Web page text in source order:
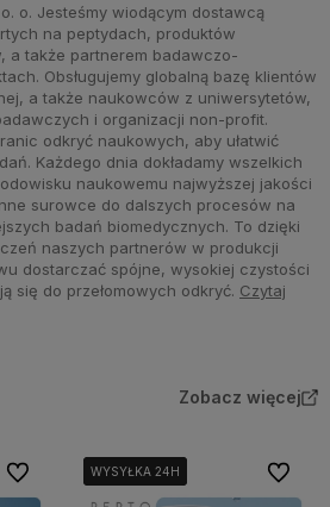
o. o. Jesteśmy wiodącym dostawcą
na peptydach, produktów
a także partnerem badawczo-
Obsługujemy globalną bazę klientów
a także naukowców z uniwersytetów,
i organizacji non-profit.
odkryć naukowych, aby ułatwić
Każdego dnia dokładamy wszelkich
naukowemu najwyższej jakości
surowce do dalszych procesów na
badań biomedycznych. To dzięki
naszych partnerów w produkcji
dostarczać spójne, wysokiej czystości
się do przełomowych odkryć. Czytaj
Zobacz więcej
Do ulubionychWYSYŁKA 24H
WYSYŁKA 24H
WYSYŁKA 24H Do